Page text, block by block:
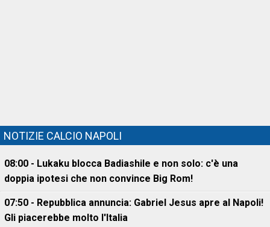
NOTIZIE CALCIO NAPOLI
08:00 - Lukaku blocca Badiashile e non solo: c'è una
doppia ipotesi che non convince Big Rom!
07:50 - Repubblica annuncia: Gabriel Jesus apre al Napoli!
Gli piacerebbe molto l'Italia